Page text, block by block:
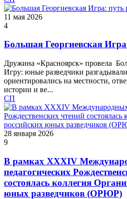
11 мая 2026
4
Большая Георгиевская
Дружина «Красноярск» провела
Игру: юные разведчики
ориентировались на местности,
истории и ве...
СП
28 января 2026
9
В рамках ХХХIV
педагогических
состоялась коллегия
юных разведчиков (ОРЮР)